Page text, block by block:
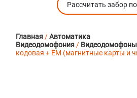
Рассчитать забор
Главная/Автоматика
Видеодомофония/ Видеодомофоны
кодовая + EM (магнитные карты и